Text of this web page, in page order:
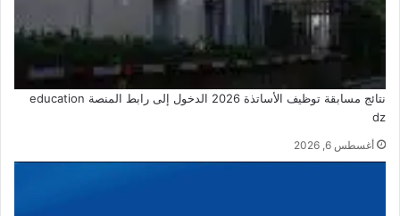
نتائج مسابقة توظيف الأساتذة 2026 الدخول إلى رابط المنصة education
dz
أغسطس 6, 2026